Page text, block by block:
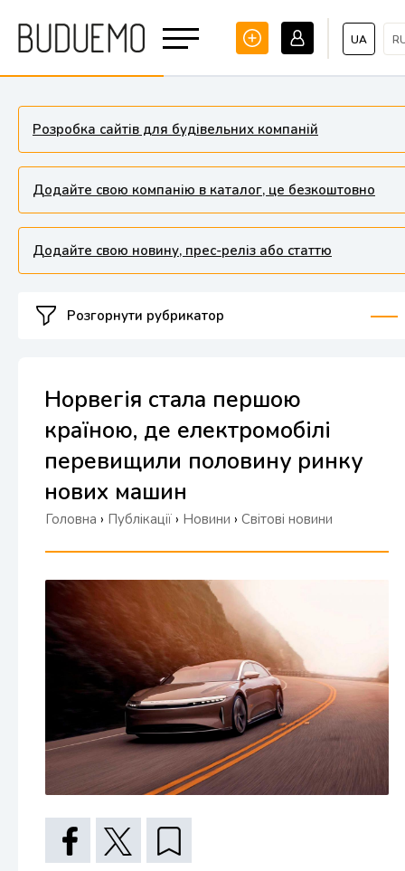
UA
Розробка сайтів для будівельних компаній
Додайте свою компанію в каталог, це безкоштовно
Додайте свою новину, прес-реліз або статтю
Розгорнути рубрикатор
Норвегія стала першою
країною, де електромобілі
перевищили половину ринку
нових машин
Головна › Публікації › Новини › Світові новини